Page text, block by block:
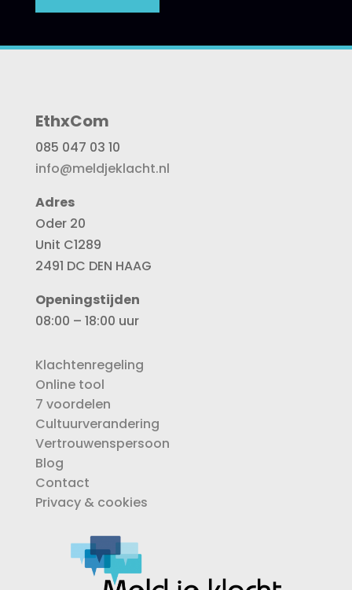
EthxCom
085 047 03 10
info@meldjeklacht.nl
Adres
Oder 20
Unit C1289
2491 DC DEN HAAG
Openingstijden
08:00 – 18:00 uur
Klachtenregeling
Online tool
7 voordelen
Cultuurverandering
Vertrouwenspersoon
Blog
Contact
Privacy & cookies